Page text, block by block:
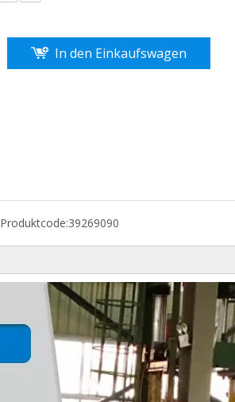
In den Einkaufswagen
Produktcode:39269090